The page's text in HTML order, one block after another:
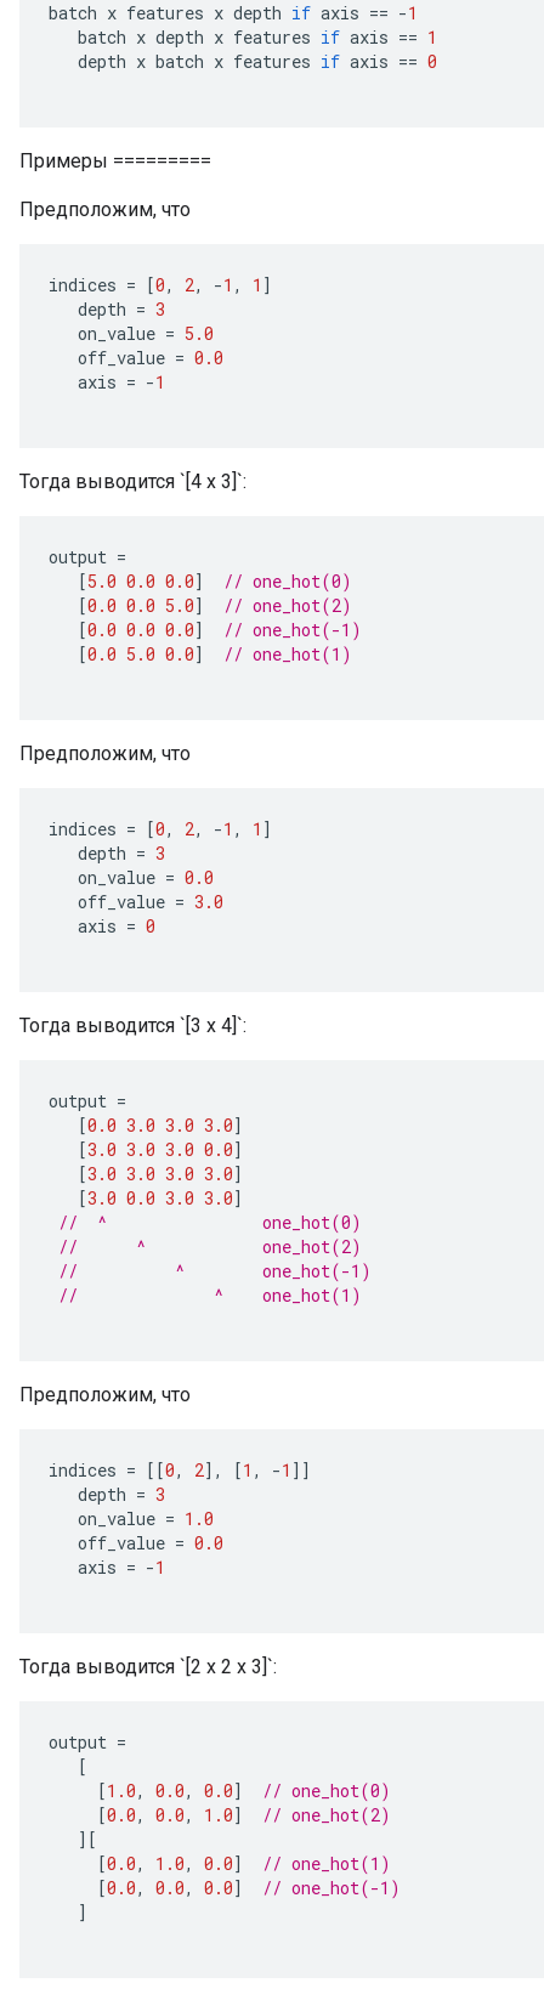
batch x features x depth if axis == -1
batch x depth x features if axis == 1
depth x batch x features if axis == 0
Примеры =========
Предположим, что
indices = [0, 2, -1 , 1 ]
depth = 3
on_value = 5.0
off_value = 0.0
axis = -1
Тогда выводится `[4 x 3]`:
output =
[5.0 0.0 0.0]
// one_hot(0)
[0.0 0.0 5.0]
// one_hot(2)
[0.0 0.0 0.0]
// one_hot(-1)
[0.0 5.0 0.0] // one_hot(1)
Предположим, что
indices = [0, 2, -1 , 1 ]
depth = 3
on_value = 0.0
off_value = 3.0
axis = 0
Тогда выводится `[3 x 4]`:
output =
[0.0 3.0 3.0 3.0]
[3.0 3.0 3.0 0.0]
[3.0 3.0 3.0 3.0]
[3.0 0.0 3.0 3.0]
//  ^                one_hot(0)
//      ^            one_hot(2)
//          ^        one_hot(-1)
//              ^    one_hot(1)
Предположим, что
indices = [[0, 2] , [1 , -1 ]]
depth = 3
on_value = 1.0
off_value = 0.0
axis = -1
Тогда выводится `[2 x 2 x 3]`:
output =
[
[1.0, 0.0, 0.0]
// one_hot(0)
[0.0, 0.0, 1.0]
// one_hot(2)
][
[0.0, 1.0, 0.0]
// one_hot(1)
[0.0, 0.0, 0.0]
// one_hot(-1)
]